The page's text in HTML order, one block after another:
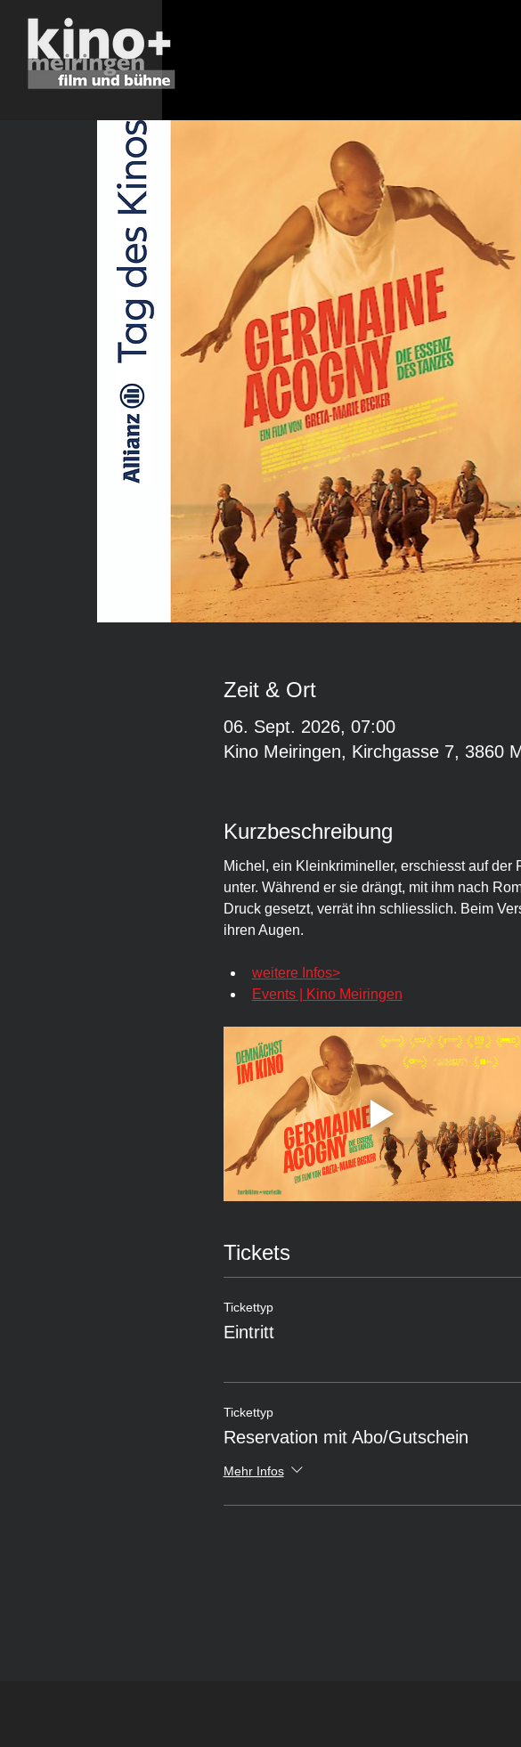
Zeit & Ort
06. Sept. 2026, 07:00
Kino Meiringen, Kirchgasse 7, 3860
Kurzbeschreibung
Michel, ein Kleinkrimineller, erschiesst auf
unter. Während er sie drängt, mit ihm nach
Druck gesetzt, verrät ihn schliesslich. Beim
ihren Augen.
weitere Infos>
Events | Kino Meiringen
Tickets
Tickettyp
Eintritt
Tickettyp
Reservation mit Abo/Gutschein
Mehr Infos